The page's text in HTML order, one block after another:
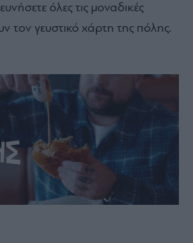
όλες τις μοναδικές
τον γευστικό χάρτη της πόλης.